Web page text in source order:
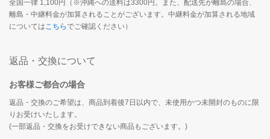
全国一律 1,100円（※沖縄への送料は3300円。また、配送先が離島の場合、
離島・中継料金が加算されることがございます。中継料金が加算される地域
についてはこちらでご確認ください）
返品・交換について
お客様ご都合の場合
返品・交換のご希望は、商品到着後7日以内で、未使用かつ未開封のものに限
りお受けいたします。
(一部返品・交換をお受けできない商品もございます。)